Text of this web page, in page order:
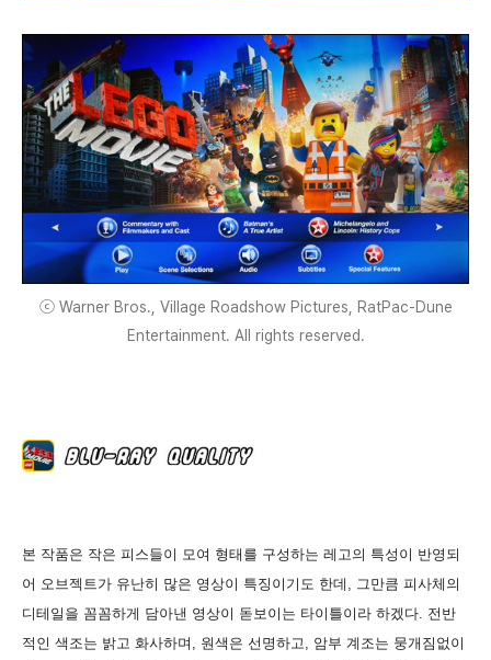
ⓒ Warner Bros., Village Roadshow Pictures, RatPac-Dune
Entertainment. All rights reserved.
본 작품은 작은 피스들이 모여 형태를 구성하는 레고의 특성이 반영되
어 오브젝트가 유난히 많은 영상이 특징이기도 한데, 그만큼 피사체의
디테일을 꼼꼼하게 담아낸 영상이 돋보이는 타이틀이라 하겠다. 전반
적인 색조는 밝고 화사하며, 원색은 선명하고, 암부 계조는 뭉개짐없이